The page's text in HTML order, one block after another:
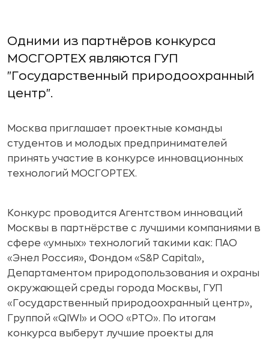
Одними из партнёров конкурса
МОСГОРТЕХ являются ГУП
"Государственный природоохранный
центр".
Москва приглашает проектные команды
студентов и молодых предпринимателей
принять участие в конкурсе инновационных
технологий МОСГОРТЕХ.
Конкурс проводится Агентством инноваций
Москвы в партнёрстве с лучшими компаниями в
сфере «умных» технологий такими как: ПАО
«Энел Россия», Фондом «S&P Capital»,
Департаментом природопользования и охраны
окружающей среды города Москвы, ГУП
«Государственный природоохранный центр»,
Группой «QIWI» и ООО «РТО». По итогам
конкурса выберут лучшие проекты для